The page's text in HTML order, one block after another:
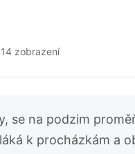
zobrazení
se na podzim
k procházkám a